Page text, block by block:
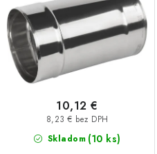
Podmienky ochrany osobných
Obchodné podmienky požičovne
Skladom (10 ks)
8,23 € bez DPH
10,12 €